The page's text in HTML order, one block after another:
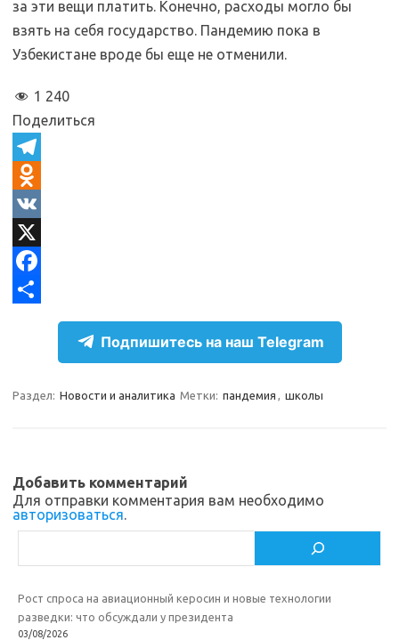
за эти вещи платить. Конечно, расходы могло бы
взять на себя государство. Пандемию пока в
Узбекистане вроде бы еще не отменили.
1 240
Поделиться
T
e
e
g
O
d
n
o
s
i
k
V
KX
F
b
k
р
и
т
Подпишитесь на наш Telegram
Раздел: Новости и аналитика Метки: пандемия , школы
Добавить комментарий
Для отправки комментария вам необходимо
авторизоваться.
Рост спроса на авиационный керосин и новые технологии
разведки: что обсуждали у президента
03/08/2026